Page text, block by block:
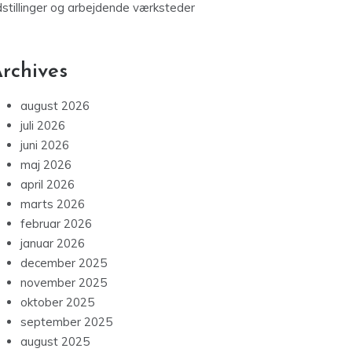
og arbejdende værksteder
august 2026
juli 2026
juni 2026
maj 2026
april 2026
marts 2026
februar 2026
januar 2026
december 2025
november 2025
oktober 2025
september 2025
august 2025